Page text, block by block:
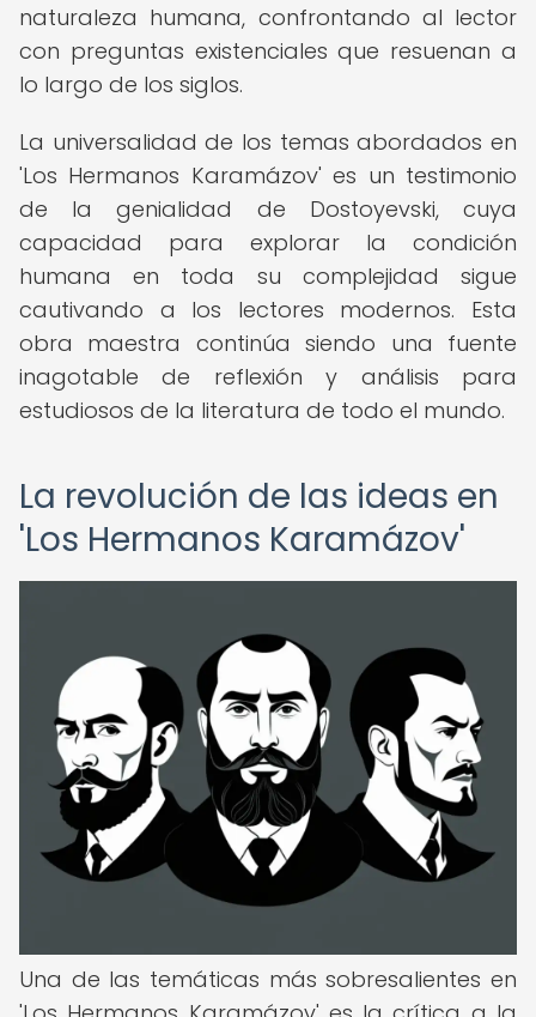
naturaleza humana, confrontando al lector
con preguntas existenciales que resuenan a
lo largo de los siglos.
La universalidad de los temas abordados en
'Los Hermanos Karamázov' es un testimonio
de la genialidad de Dostoyevski, cuya
capacidad para explorar la condición
humana en toda su complejidad sigue
cautivando a los lectores modernos. Esta
obra maestra continúa siendo una fuente
inagotable de reflexión y análisis para
estudiosos de la literatura de todo el mundo.
La revolución de las ideas en
'Los Hermanos Karamázov'
Una de las temáticas más sobresalientes en